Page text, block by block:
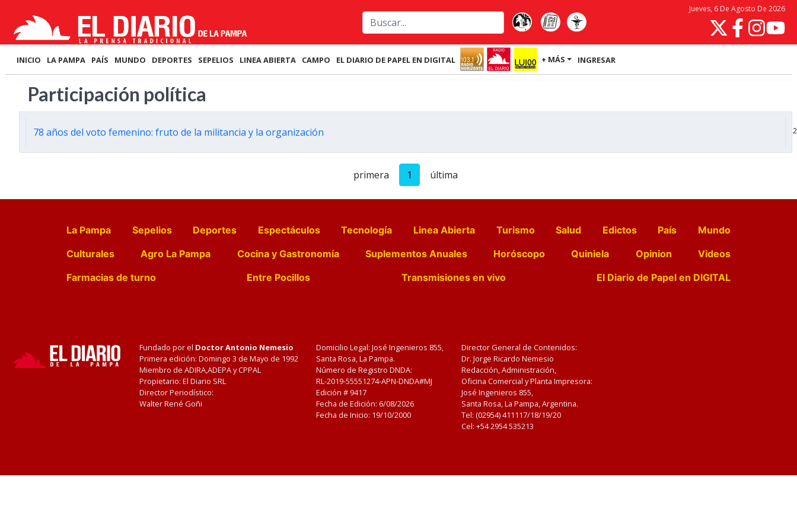
Jueves, 6 De Agosto De 2026
INICIO LA PAMPA PAÍS MUNDO DEPORTES SEPELIOS LINEA ABIERTA CAMPO EL DIARIO DE PAPEL EN DIGITAL + MÁS INGRESAR
Participación política
78 años del voto femenino: fruto de la militancia y la organización
primera 1 última
La Pampa Sepelios Deportes Espectáculos Tecnología Linea Abierta Turismo Salud Edictos País
Mundo
Culturales
Agro La Pampa Cocina y Gastronomía Suplementos Anuales Horóscopo Quiniela Opinion
Videos
Farmacias de turno
Entre Pocillos Transmisiones en vivo El Diario de Papel en DIGITAL
Fundado por el Doctor Antonio Nemesio
Primera edición: Domingo 3 de Mayo de 1992
Miembro de ADIRA,ADEPA y CPPAL
Propietario: El Diario SRL
Director Periodístico:
Walter René Goñi
Domicilio Legal: José Ingenieros 855,
Santa Rosa, La Pampa.
Número de Registro DNDA:
RL-2019-55551274-APN-DNDA#MJ
Edición # 9417
Fecha de Edición: 6/08/2026
Fecha de Inicio: 19/10/2000
Director General de Contenidos:
Dr. Jorge Ricardo Nemesio
Redacción, Administración,
Oficina Comercial y Planta Impresora:
José Ingenieros 855,
Santa Rosa, La Pampa, Argentina.
Tel: (02954) 411117/18/19/20
Cel: +54 2954 535213